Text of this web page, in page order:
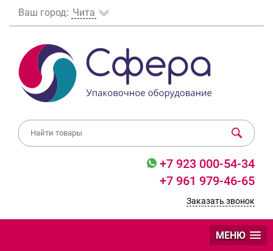
Ваш город: Чита
+7 923 000-54-34
+7 961 979-46-65
Заказать звонок
МЕНЮ